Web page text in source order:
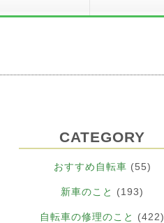
CATEGORY
おすすめ自転車 (55)
新車のこと (193)
自転車の修理のこと (422)